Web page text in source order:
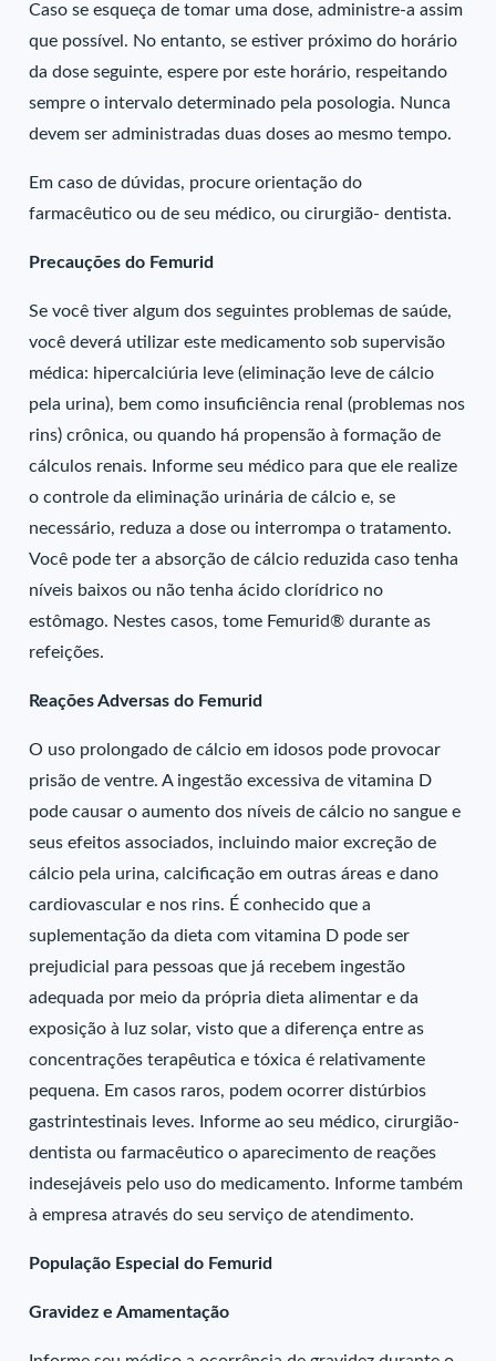
Caso se esqueça de tomar uma dose, administre-a assim
que possível. No entanto, se estiver próximo do horário
da dose seguinte, espere por este horário, respeitando
sempre o intervalo determinado pela posologia. Nunca
devem ser administradas duas doses ao mesmo tempo.
Em caso de dúvidas, procure orientação do
farmacêutico ou de seu médico, ou cirurgião- dentista.
Precauções do Femurid
Se você tiver algum dos seguintes problemas de saúde,
você deverá utilizar este medicamento sob supervisão
médica: hipercalciúria leve (eliminação leve de cálcio
pela urina), bem como insuficiência renal (problemas nos
rins) crônica, ou quando há propensão à formação de
cálculos renais. Informe seu médico para que ele realize
o controle da eliminação urinária de cálcio e, se
necessário, reduza a dose ou interrompa o tratamento.
Você pode ter a absorção de cálcio reduzida caso tenha
níveis baixos ou não tenha ácido clorídrico no
estômago. Nestes casos, tome Femurid® durante as
refeições.
Reações Adversas do Femurid
O uso prolongado de cálcio em idosos pode provocar
prisão de ventre. A ingestão excessiva de vitamina D
pode causar o aumento dos níveis de cálcio no sangue e
seus efeitos associados, incluindo maior excreção de
cálcio pela urina, calcificação em outras áreas e dano
cardiovascular e nos rins. É conhecido que a
suplementação da dieta com vitamina D pode ser
prejudicial para pessoas que já recebem ingestão
adequada por meio da própria dieta alimentar e da
exposição à luz solar, visto que a diferença entre as
concentrações terapêutica e tóxica é relativamente
pequena. Em casos raros, podem ocorrer distúrbios
gastrintestinais leves. Informe ao seu médico, cirurgião-
dentista ou farmacêutico o aparecimento de reações
indesejáveis pelo uso do medicamento. Informe também
à empresa através do seu serviço de atendimento.
População Especial do Femurid
Gravidez e Amamentação